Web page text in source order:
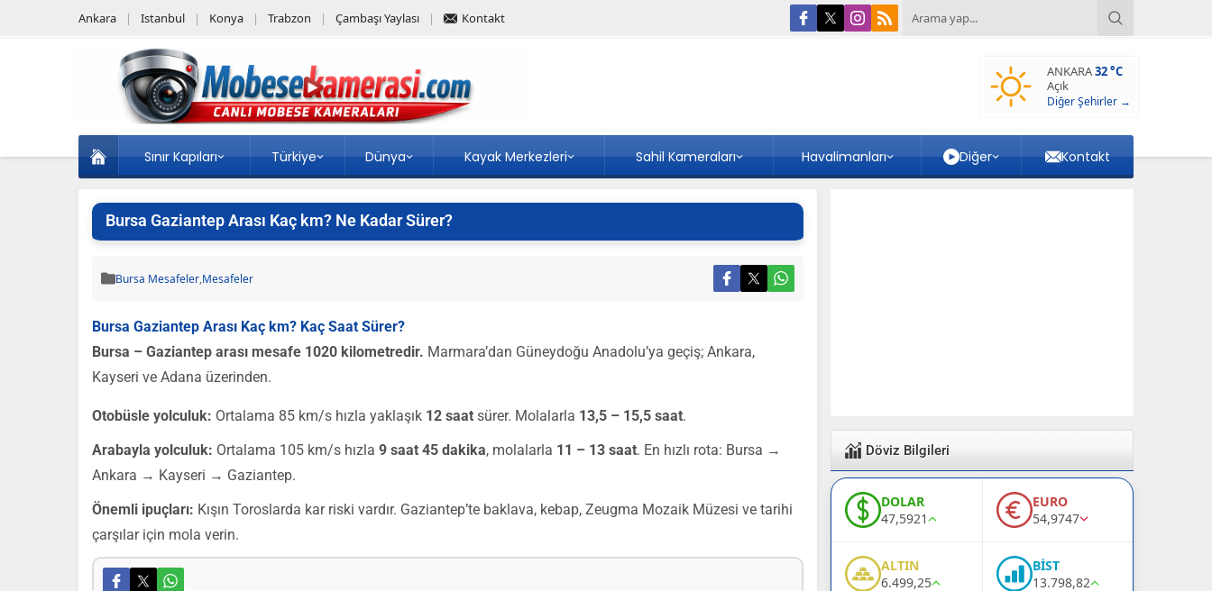
Ankara Istanbul Konya Trabzon Çambaşı Yaylası Kontakt
ANKARA32 °C
Açık
Diğer Şehirler →
Sınır Kapıları Türkiye Dünya Kayak Merkezleri Sahil Kameraları Havalimanları Diğer Kontakt
Bursa Gaziantep Arası Kaç km? Ne Kadar Sürer?
Bursa Mesafeler,Mesafeler
Bursa Gaziantep Arası Kaç km? Kaç Saat Sürer?
Bursa – Gaziantep arası mesafe 1020 kilometredir. Marmara’dan Güneydoğu Anadolu’ya geçiş; Ankara,
Kayseri ve Adana üzerinden.
Otobüsle yolculuk: Ortalama 85 km/s hızla yaklaşık 12 saat sürer. Molalarla 13,5 – 15,5 saat.
Arabayla yolculuk: Ortalama 105 km/s hızla 9 saat 45 dakika, molalarla 11 – 13 saat. En hızlı rota: Bursa →
Ankara → Kayseri → Gaziantep.
Önemli ipuçları: Kışın Toroslarda kar riski vardır. Gaziantep’te baklava, kebap, Zeugma Mozaik Müzesi ve tarihi
çarşılar için mola verin.
Döviz Bilgileri
DOLAR
47,5921
EURO
54,9747
ALTIN
6.499,25
BİST
13.798,82